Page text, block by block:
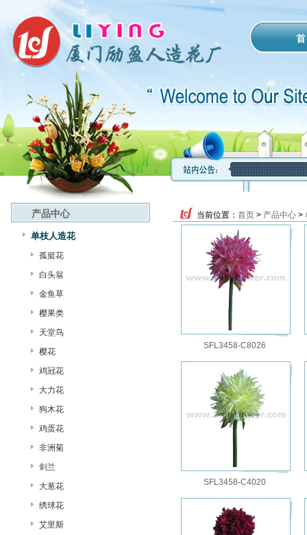
产品中心
单枝人造花
孤挺花
白头翁
金鱼草
樱果类
天堂鸟
樱花
鸡冠花
大力花
狗木花
鸡蛋花
非洲菊
剑兰
大葱花
绣球花
艾里斯
当前位置： 首页 > 产品中心 >
SFL3458-C8026
SFL3458-C4020